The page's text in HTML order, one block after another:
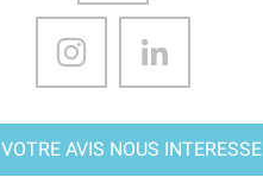
VOTRE AVIS NOUS INTERESSE